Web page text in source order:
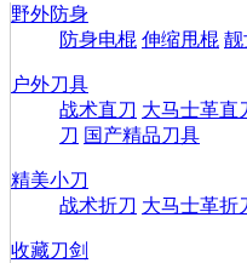
野外防身
防身电棍 伸缩甩棍 靓
户外刀具
战术直刀 大马士革直
刀 国产精品刀具
精美小刀
战术折刀 大马士革折
收藏刀剑